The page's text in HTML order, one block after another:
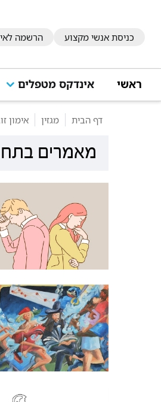
כניסת אנשי מקצוע הרשמה
ראשי אינדקס מטפלים
דף הבית מגזין אימון
מאמרים